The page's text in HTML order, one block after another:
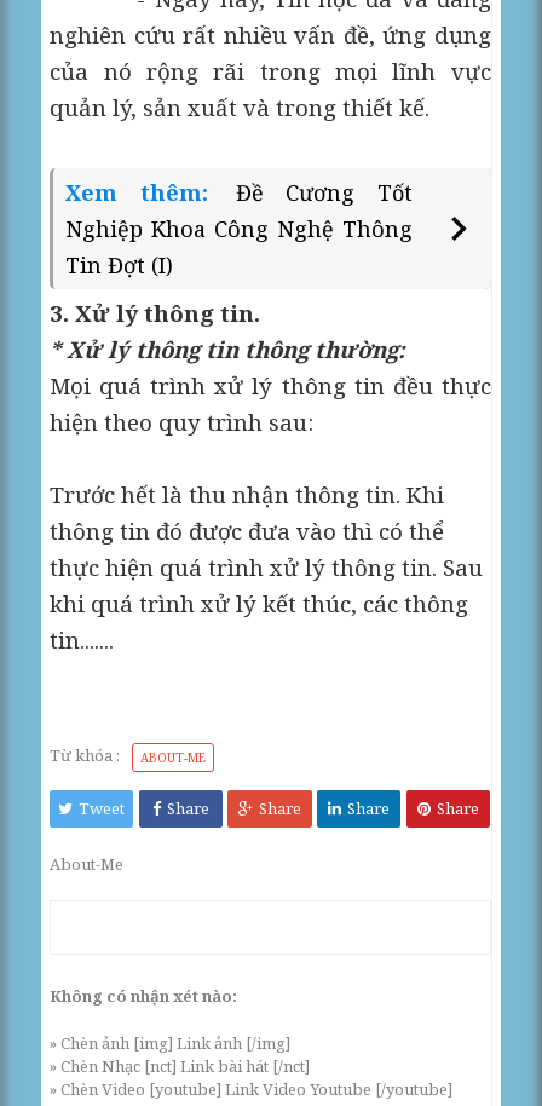
nghiên cứu rất nhiều vấn đề, ứng dụng
của nó rộng rãi trong mọi lĩnh vực
quản lý, sản xuất và trong thiết kế.
Xem thêm:
Đề Cương Tốt
Nghiệp Khoa Công Nghệ Thông
Tin Đợt (I)
3. Xử lý thông tin.
* Xử lý thông tin thông thường:
Mọi quá trình xử lý thông tin đều thực
hiện theo quy trình sau:
Trước hết là thu nhận thông tin. Khi
thông tin đó được đưa vào thì có thể
thực hiện quá trình xử lý thông tin. Sau
khi quá trình xử lý kết thúc, các thông
tin.......
Từ khóa : ABOUT-ME
Tweet Share Share Share Share
About-Me
Không có nhận xét nào:
» Chèn ảnh [img] Link ảnh [/img]
» Chèn Nhạc [nct] Link bài hát [/nct]
» Chèn Video [youtube] Link Video Youtube [/youtube]